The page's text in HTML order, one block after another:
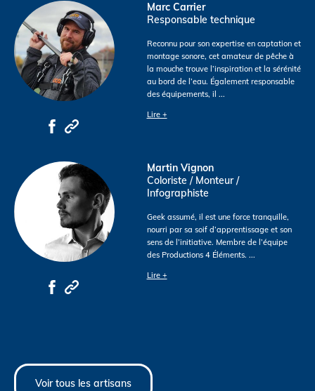
Voir tous les artisans
Marc Carrier
Responsable technique
Reconnu pour son expertise en captation et
montage sonore, cet amateur de pêche à
la mouche trouve l’inspiration et la sérénité
au bord de l’eau. Également responsable
des équipements, il ...
Lire +
Martin Vignon
Coloriste / Monteur /
Infographiste
Geek assumé, il est une force tranquille,
nourri par sa soif d’apprentissage et son
sens de l’initiative. Membre de l’équipe
des Productions 4 Éléments. ...
Lire +